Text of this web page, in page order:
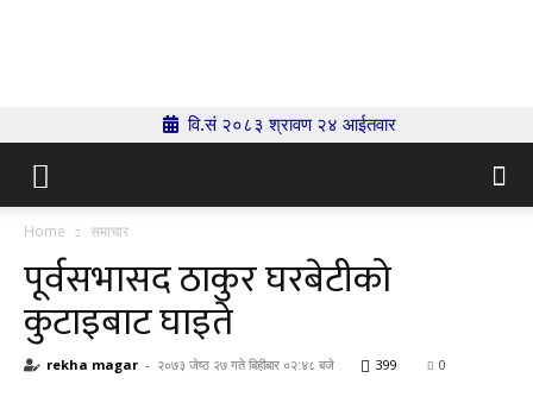
वि.सं २०८३ श्रावण २४ आईतवार
Home समाचार
पूर्वसभासद ठाकुर घरबेटीको
कुटाइबाट घाइते
rekha magar - २०७३ जेष्ठ २७ गते बिहीबार ०२:४८ बजे 399 0